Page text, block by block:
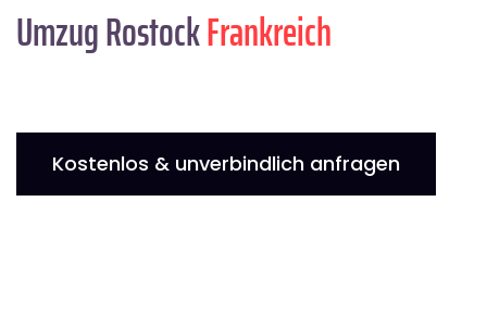
Umzug RostockFrankreich
Kostenlos & unverbindlich anfragen